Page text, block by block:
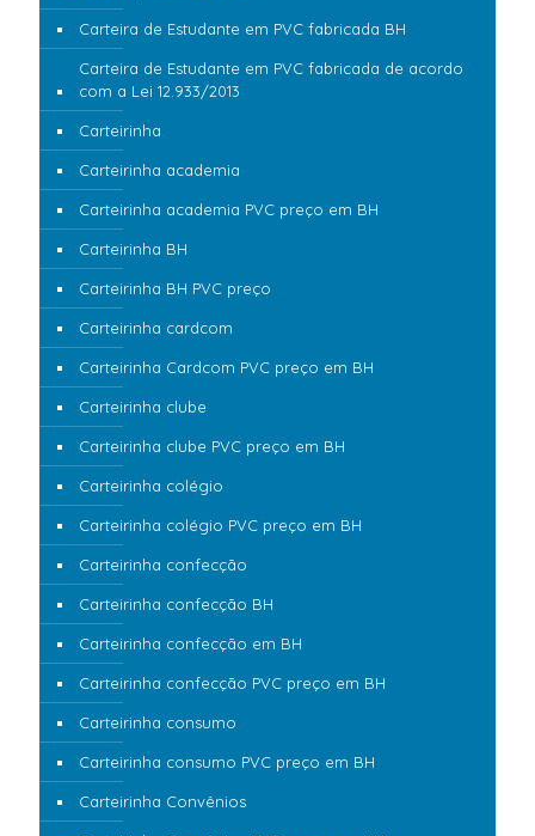
Carteira de Estudante em PVC fabricada BH
Carteira de Estudante em PVC fabricada de acordo
com a Lei 12.933/2013
Carteirinha
Carteirinha academia
Carteirinha academia PVC preço em BH
Carteirinha BH
Carteirinha BH PVC preço
Carteirinha cardcom
Carteirinha Cardcom PVC preço em BH
Carteirinha clube
Carteirinha clube PVC preço em BH
Carteirinha colégio
Carteirinha colégio PVC preço em BH
Carteirinha confecção
Carteirinha confecção BH
Carteirinha confecção em BH
Carteirinha confecção PVC preço em BH
Carteirinha consumo
Carteirinha consumo PVC preço em BH
Carteirinha Convênios